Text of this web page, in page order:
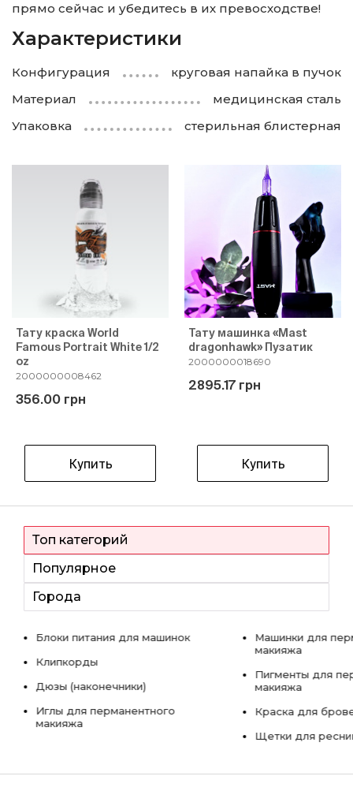
прямо сейчас и убедитесь в их превосходстве!
Характеристики
Конфигурация
круговая напайка в пучок
Материал
медицинская сталь
Упаковка
стерильная блистерная
Тату краска World
Famous Portrait White 1/2
oz
2000000008462
356.00 грн
Купить
Тату машинка «Mast
dragonhawk» Пузатик
2000000018690
2895.17 грн
Купить
Топ категорий
Популярное
Города
Блоки питания для машинок
Клипкорды
Дюзы (наконечники)
Иглы для перманентного
макияжа
Машинки для
макияжа
Пигменты для
макияжа
Краска для
Щетки для